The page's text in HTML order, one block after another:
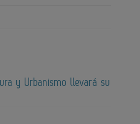
y Urbanismo llevará su